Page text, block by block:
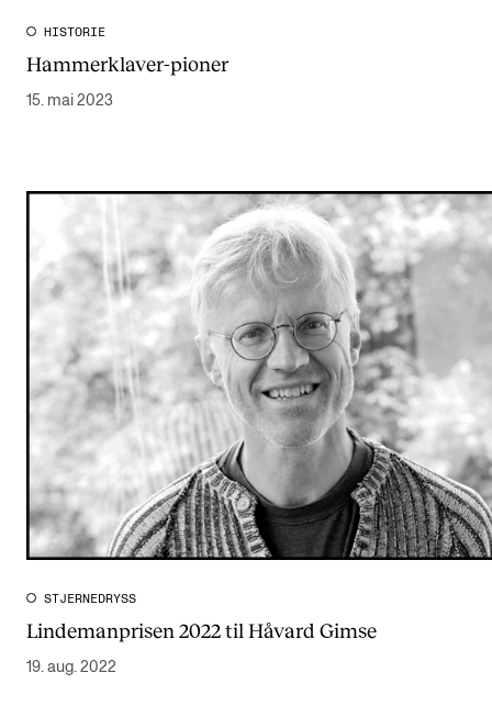
Om Norges musikkhøgskole
Finn ansatte
For ansatte og studenter
HISTORIE
Hammerklaver-pioner
15. mai 2023
STJERNEDRYSS
Lindemanprisen 2022 til Håvard Gimse
19. aug. 2022